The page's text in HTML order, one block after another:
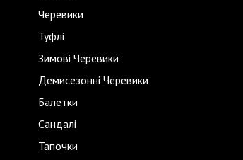
Черевики
Туфлі
Зимові Черевики
Демисезонні Черевики
Балетки
Сандалі
Тапочки